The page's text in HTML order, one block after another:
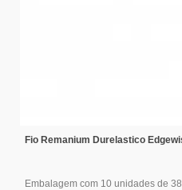
Fio Remanium Durelastico
Embalagem com 10 unidades de